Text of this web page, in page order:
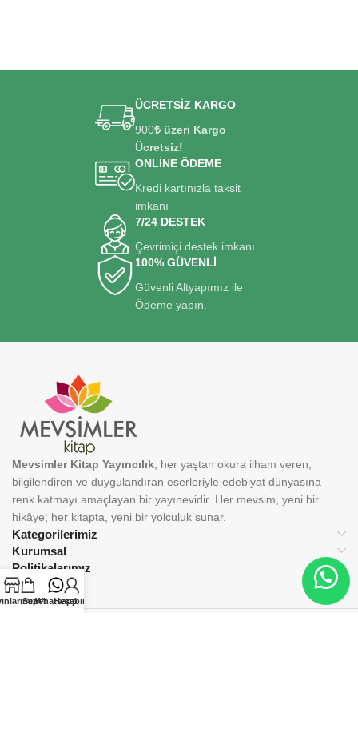
ÜCRETSİZ KARGO
900₺ üzeri Kargo
Ücretsiz!
ONLİNE ÖDEME
Kredi kartınızla taksit
imkanı
7/24 DESTEK
Çevrimiçi destek imkanı.
100% GÜVENLİ
Güvenli Altyapımız ile
Ödeme yapın.
Kategorilerimiz
Kurumsal
Politikalarımız
Mevsimler Kitap Yayıncılık , her yaştan okura ilham veren,
bilgilendiren ve duygulandıran eserleriyle edebiyat dünyasına
renk katmayı amaçlayan bir yayınevidir. Her mevsim, yeni bir
hikâye; her kitapta, yeni bir yolculuk sunar.
SepetWhatsapp
Hesabım